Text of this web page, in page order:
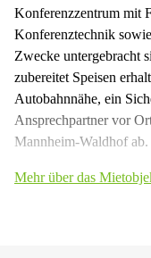
Konferenzzentrum mit
Konferenztechnik
Zwecke untergebracht
zubereitet Speisen
Autobahnnähe, ein
Ansprechpartner vor
Mannheim-Waldhof ab.
Mehr über das